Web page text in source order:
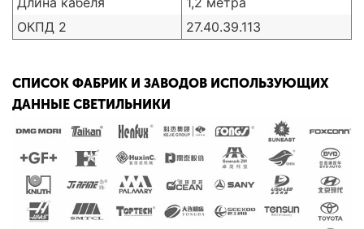
ОКПД 2
27.40.39.113
СПИСОК ФАБРИК И ЗАВОДОВ ИСПОЛЬЗУЮЩИХ
ДАННЫЕ СВЕТИЛЬНИКИ